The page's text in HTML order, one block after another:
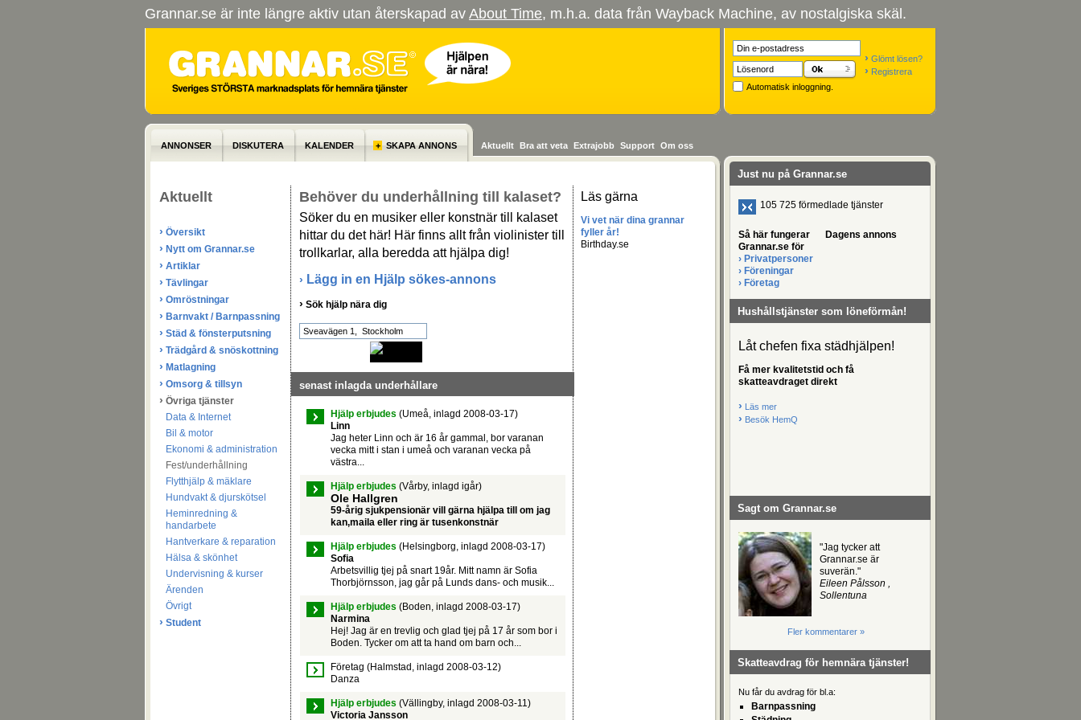
Grannar.se är inte längre aktiv utan återskapad av About Time, m.h.a. data från Wayback Machine, av nostalgiska skäl.
ANNONSER DISKUTERA KALENDER + SKAPA ANNONS Aktuellt Bra att veta Extrajobb Support Om oss
› Glömt lösen?
› Registrera
Automatisk inloggning.
Aktuellt
› Översikt
› Nytt om Grannar.se
› Artiklar
› Tävlingar
› Omröstningar
› Barnvakt / Barnpassning
› Städ & fönsterputsning
› Trädgård & snöskottning
› Matlagning
› Omsorg & tillsyn
› Övriga tjänster
Data & Internet
Bil & motor
Ekonomi & administration
Fest/underhållning
Flytthjälp & mäklare
Hundvakt & djurskötsel
Heminredning &
handarbete
Hantverkare & reparation
Hälsa & skönhet
Undervisning & kurser
Ärenden
Övrigt
› Student
Behöver du underhållning till kalaset?
Söker du en musiker eller konstnär till kalaset
hittar du det här! Här finns allt från violinister till
trollkarlar, alla beredda att hjälpa dig!
› Lägg in en Hjälp sökes-annons
› Sök hjälp nära dig
senast inlagda underhållare
Hjälp erbjudes (Umeå, inlagd 2008-03-17)
Linn
Jag heter Linn och är 16 år gammal, bor varanan
vecka mitt i stan i umeå och varanan vecka på
västra...
Hjälp erbjudes (Vårby, inlagd igår)
Ole Hallgren
59-årig sjukpensionär vill gärna hjälpa till om jag
kan,maila eller ring är tusenkonstnär
Hjälp erbjudes (Helsingborg, inlagd 2008-03-17)
Sofia
Arbetsvillig tjej på snart 19år. Mitt namn är Sofia
Thorbjörnsson, jag går på Lunds dans- och musik...
Hjälp erbjudes (Boden, inlagd 2008-03-17)
Narmina
Hej! Jag är en trevlig och glad tjej på 17 år som bor i
Boden. Tycker om att ta hand om barn och...
Företag (Halmstad, inlagd 2008-03-12)
Danza
Hjälp erbjudes (Vällingby, inlagd 2008-03-11)
Victoria Jansson
Läs gärna
Vi vet när dina grannar
fyller år!
Birthday.se
Just nu på Grannar.se
105 725 förmedlade tjänster
Så här fungerar
Grannar.se för
› Privatpersoner
› Föreningar
› Företag
Dagens annons
Hushållstjänster som löneförmån!
Låt chefen fixa städhjälpen!
Få mer kvalitetstid och få
skatteavdraget direkt
› Läs mer
› Besök HemQ
Sagt om Grannar.se
"Jag tycker att
Grannar.se är
suverän."
Eileen Pålsson ,
Sollentuna
Fler kommentarer »
Skatteavdrag för hemnära tjänster!
Nu får du avdrag för bl.a:
Barnpassning